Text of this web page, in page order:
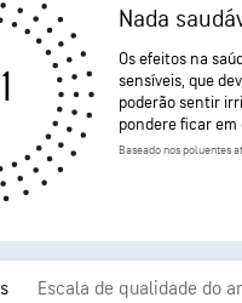
Nada
Os efeitos na
sensíveis, que
poderão sentir
pondere ficar em
Baseado nos poluentes
Escala de qualidade do